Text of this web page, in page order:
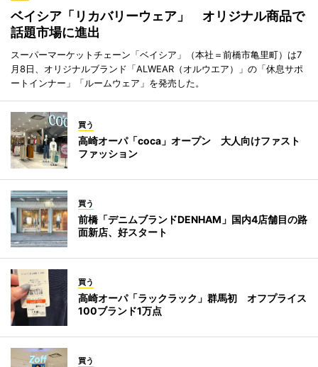
ベイシア「リカバリーウェア」 オリジナル商品で
話題市場に進出
スーパーマーケットチェーン「ベイシア」（本社＝前橋市亀里町）は7
月8日、オリジナルブランド「ALWEAR（オルウエア）」の「休息サポ
ートインナー」「ルームウェア」を発売した。
買う
高崎オーパ「coca」オープン 大人向けファスト
ファッション
買う
前橋「デニムブランドDENHAM」国内4店舗目の路
面新店、好スタート
買う
高崎オーパ「ラックラック」群馬初 オフプライス
100ブランド1万点
買う